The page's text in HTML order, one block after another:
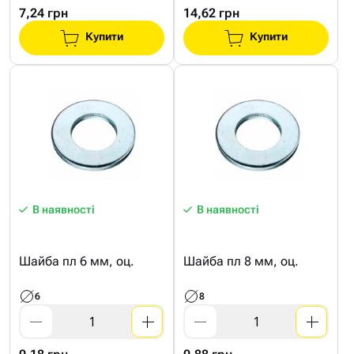
7,24 грн
Купити
14,62 грн
Купити
В наявності
Шайба пл 6 мм, оц.
6
В наявності
Шайба пл 8 мм, оц.
8